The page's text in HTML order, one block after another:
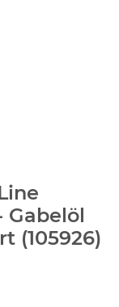
Gabelöl
(105926)